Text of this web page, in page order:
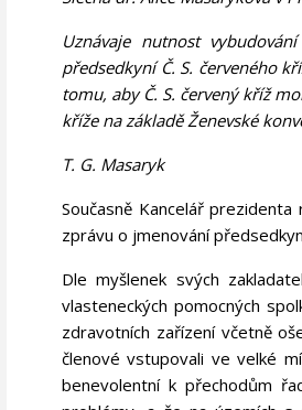
Uznávaje nutnost
předsedkyní Č. S. červeného
tomu, aby Č. S. červený kříž
kříže na základě Ženevské
T. G. Masaryk
Současně Kancelář
zprávu o jmenování
Dle myšlenek svých
vlasteneckých pomocných
zdravotních zařízení včetně
členové vstupovali ve velké
benevolentní k přechodům